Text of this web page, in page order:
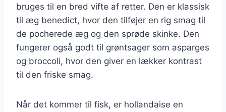
bruges til en bred vifte af retter. Den er klassisk
til æg benedict, hvor den tilføjer en rig smag til
de pocherede æg og den sprøde skinke. Den
fungerer også godt til grøntsager som asparges
og broccoli, hvor den giver en lækker kontrast
til den friske smag.
Når det kommer til fisk, er hollandaise en